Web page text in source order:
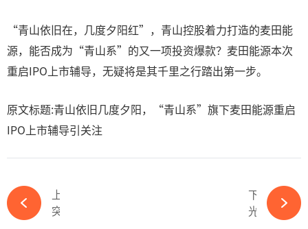
“青山依旧在，几度夕阳红”，青山控股着力打造的麦田能
源，能否成为“青山系”的又一项投资爆款？麦田能源本次
重启IPO上市辅导，无疑将是其千里之行踏出第一步。
原文标题:青山依旧几度夕阳，“青山系”旗下麦田能源重启
IPO上市辅导引关注
下一篇
光伏破晓！“卖铲人”却提前进入极寒？-ky体育APP官网下载